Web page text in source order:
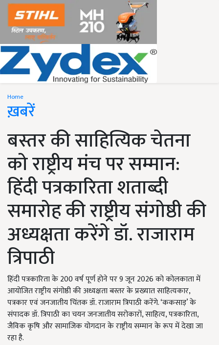
Home
ख़बरें
बस्तर की साहित्यिक चेतना
को राष्ट्रीय मंच पर सम्मान:
हिंदी पत्रकारिता शताब्दी
समारोह की राष्ट्रीय संगोष्ठी की
अध्यक्षता करेंगे डॉ. राजाराम
त्रिपाठी
हिंदी पत्रकारिता के 200 वर्ष पूर्ण होने पर 9 जून 2026 को कोलकाता में
आयोजित राष्ट्रीय संगोष्ठी की अध्यक्षता बस्तर के प्रख्यात साहित्यकार,
पत्रकार एवं जनजातीय चिंतक डॉ. राजाराम त्रिपाठी करेंगे. ‘ककसाड़’ के
संपादक डॉ. त्रिपाठी का चयन जनजातीय सरोकारों, साहित्य, पत्रकारिता,
जैविक कृषि और सामाजिक योगदान के राष्ट्रीय सम्मान के रूप में देखा जा
रहा है.